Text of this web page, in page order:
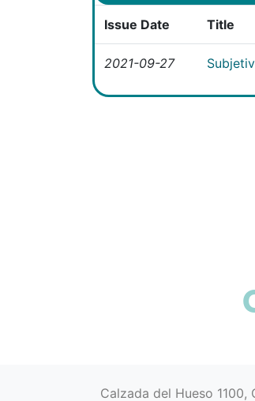
Issue Date Title
2021-09-27
Calzada del Hueso